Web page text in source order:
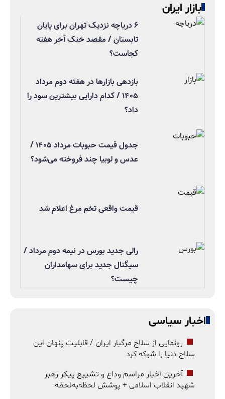
بازار ایران
۶ دریاچه نزدیک تهران برای پایان
تابستان / مقصد خنک آخر هفته
کجاست؟
بازدهی بازارها در هفته دوم مرداد
۱۴۰۵ / کدام دارایی بیشترین سود را
داد؟
جدول قیمت حبوبات مرداد ۱۴۰۵ /
عدس و لوبیا چند فروخته می‌شود؟
قیمت واقعی تخم مرغ اعلام شد
رالی جدید بورس در نیمه دوم مرداد /
سیگنال جدید برای سهامداران
چیست؟
اخبار سیاسی
رونمایی از سلاح مرگبار ایران / قابلیت پنهان این
سلاح دنیا را شوکه کرد
آخرین اخبار مراسم وداع و تشییع پیکر رهبر
شهید انقلاب اسلامی + پوشش لحظه‌به‌لحظه